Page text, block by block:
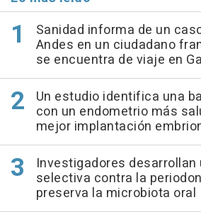
Sanidad informa de un
Andes en un ciudadano
se encuentra de viaje en
Un estudio identifica una
con un endometrio más
mejor implantación
Investigadores desarrollan
selectiva contra la
preserva la microbiota oral